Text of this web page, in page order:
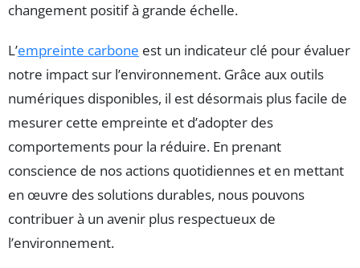
changement positif à grande échelle.
L’empreinte carbone est un indicateur clé pour évaluer
notre impact sur l’environnement. Grâce aux outils
numériques disponibles, il est désormais plus facile de
mesurer cette empreinte et d’adopter des
comportements pour la réduire. En prenant
conscience de nos actions quotidiennes et en mettant
en œuvre des solutions durables, nous pouvons
contribuer à un avenir plus respectueux de
l’environnement.